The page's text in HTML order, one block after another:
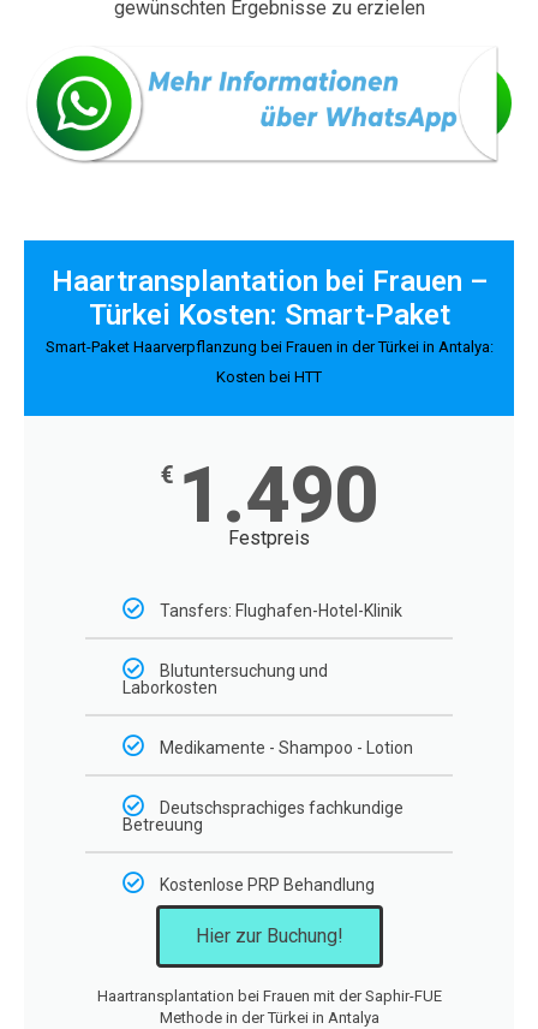
gewünschten Ergebnisse zu erzielen
Haartransplantation bei Frauen –
Türkei Kosten: Smart-Paket
Smart-Paket Haarverpflanzung bei Frauen in der Türkei in Antalya:
Kosten bei HTT
€ 1.490
Festpreis
Tansfers: Flughafen-Hotel-Klinik
Blutuntersuchung und
Laborkosten
Medikamente - Shampoo - Lotion
Deutschsprachiges fachkundige
Betreuung
Kostenlose PRP Behandlung
Hier zur Buchung!
Haartransplantation bei Frauen mit der Saphir-FUE
Methode in der Türkei in Antalya